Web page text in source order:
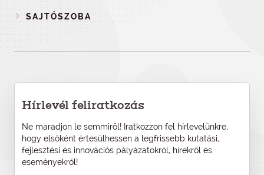
SAJTÓSZOBA
Hírlevél feliratkozás
Ne maradjon le semmiről! Iratkozzon fel hírlevelünkre,
hogy elsőként értesülhessen a legfrissebb kutatási,
fejlesztési és innovációs pályázatokról, hírekről és
eseményekről!